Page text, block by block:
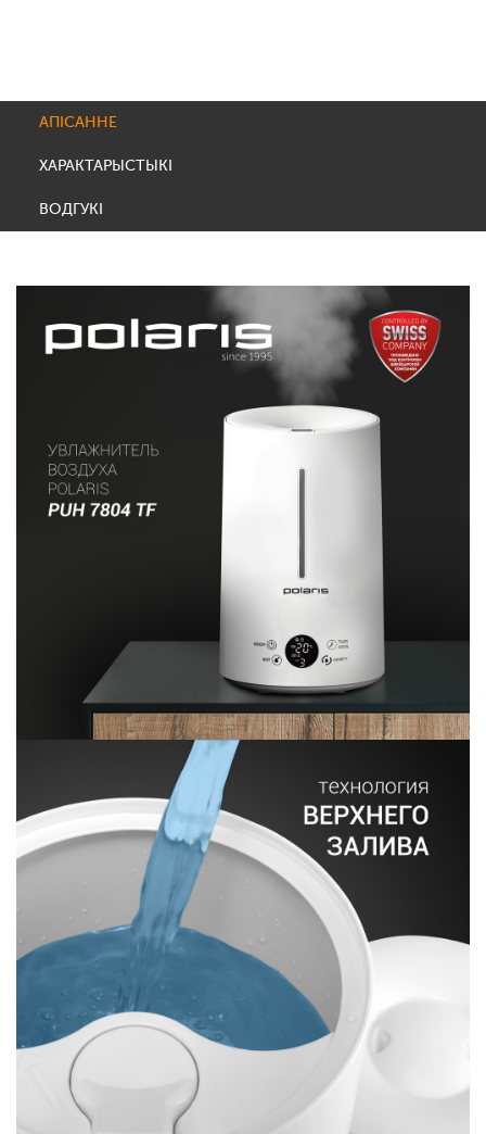
АПІСАННЕ
ХАРАКТАРЫСТЫКІ
ВОДГУКІ